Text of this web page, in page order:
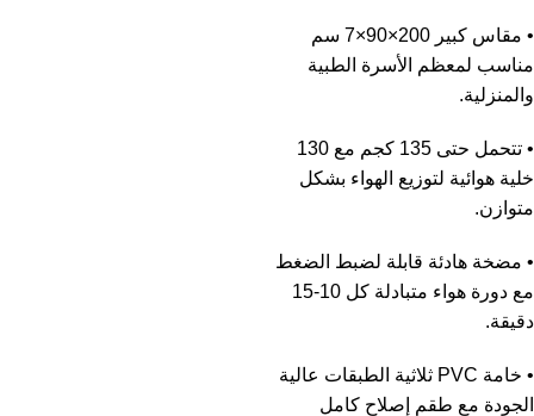
• مقاس كبير 200×90×7 سم
مناسب لمعظم الأسرة الطبية
والمنزلية.
• تتحمل حتى 135 كجم مع 130
خلية هوائية لتوزيع الهواء بشكل
متوازن.
• مضخة هادئة قابلة لضبط الضغط
مع دورة هواء متبادلة كل 10-15
دقيقة.
• خامة PVC ثلاثية الطبقات عالية
الجودة مع طقم إصلاح كامل